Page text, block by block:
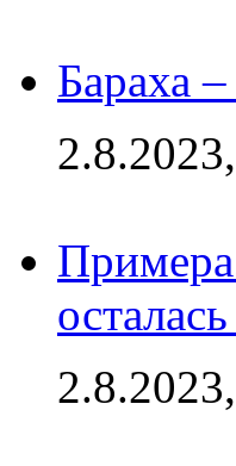
Бараха